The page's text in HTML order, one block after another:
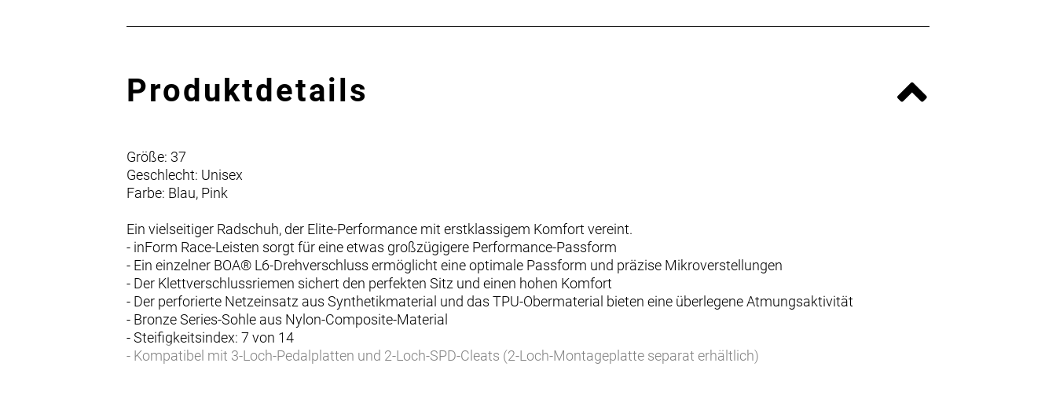
Produktdetails
Größe: 37
Geschlecht: Unisex
Farbe: Blau, Pink
Ein vielseitiger Radschuh, der Elite-Performance mit erstklassigem Komfort vereint.
- inForm Race-Leisten sorgt für eine etwas großzügigere Performance-Passform
- Ein einzelner BOA® L6-Drehverschluss ermöglicht eine optimale Passform und präzise Mikroverstellungen
- Der Klettverschlussriemen sichert den perfekten Sitz und einen hohen Komfort
- Der perforierte Netzeinsatz aus Synthetikmaterial und das TPU-Obermaterial bieten eine überlegene Atmungsaktivität
- Bronze Series-Sohle aus Nylon-Composite-Material
- Steifigkeitsindex: 7 von 14
- Kompatibel mit 3-Loch-Pedalplatten und 2-Loch-SPD-Cleats (2-Loch-Montageplatte separat erhältlich)